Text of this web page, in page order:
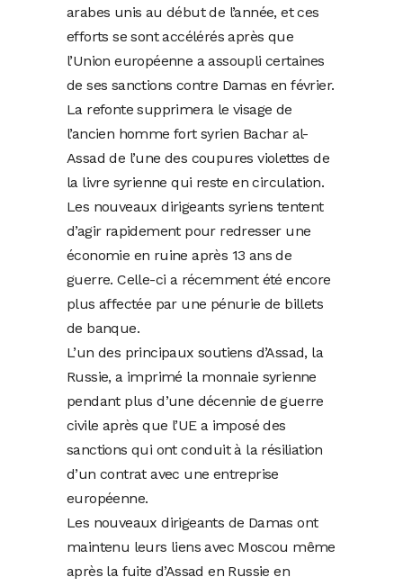
arabes unis au début de l’année, et ces
efforts se sont accélérés après que
l’Union européenne a assoupli certaines
de ses sanctions contre Damas en février.
La refonte supprimera le visage de
l’ancien homme fort syrien Bachar al-
Assad de l’une des coupures violettes de
la livre syrienne qui reste en circulation.
Les nouveaux dirigeants syriens tentent
d’agir rapidement pour redresser une
économie en ruine après 13 ans de
guerre. Celle-ci a récemment été encore
plus affectée par une pénurie de billets
de banque.
L’un des principaux soutiens d’Assad, la
Russie, a imprimé la monnaie syrienne
pendant plus d’une décennie de guerre
civile après que l’UE a imposé des
sanctions qui ont conduit à la résiliation
d’un contrat avec une entreprise
européenne.
Les nouveaux dirigeants de Damas ont
maintenu leurs liens avec Moscou même
après la fuite d’Assad en Russie en